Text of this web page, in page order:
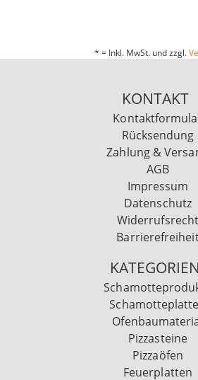
* = Inkl. MwSt. und zzgl.
KONTAKT
Rücksendung
Zahlung &
AGB
Impressum
Datenschutz
Widerrufsrecht
KATEGORIEN
Pizzasteine
Pizzaöfen
Feuerplatten